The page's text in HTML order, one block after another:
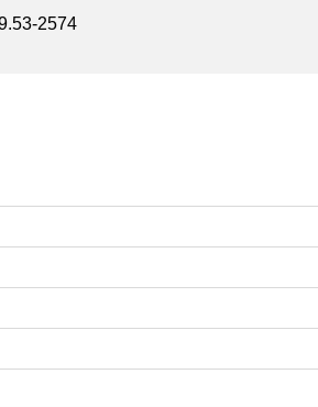
2574